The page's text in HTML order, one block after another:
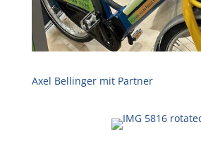
Axel Bellinger mit Partner